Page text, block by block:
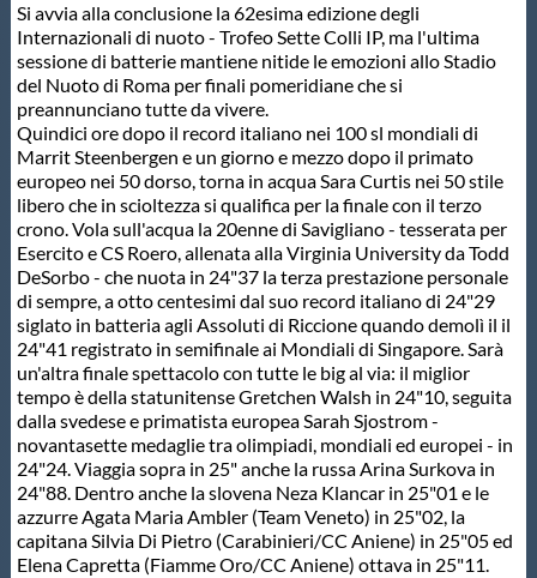
Scuole Nuoto
Propaganda
Centri Federali
Area Legislativa
Protezione Civile
Qualità
Sostenibilità
Si avvia alla conclusione la 62esima edizione degli
Internazionali di nuoto - Trofeo Sette Colli IP, ma l'ultima
sessione di batterie mantiene nitide le emozioni allo Stadio
del Nuoto di Roma per finali pomeridiane che si
preannunciano tutte da vivere.
Quindici ore dopo il record italiano nei 100 sl mondiali di
Marrit Steenbergen e un giorno e mezzo dopo il primato
europeo nei 50 dorso, torna in acqua Sara Curtis nei 50 stile
libero che in scioltezza si qualifica per la finale con il terzo
crono. Vola sull'acqua la 20enne di Savigliano - tesserata per
Esercito e CS Roero, allenata alla Virginia University da Todd
DeSorbo - che nuota in 24"37 la terza prestazione personale
di sempre, a otto centesimi dal suo record italiano di 24"29
siglato in batteria agli Assoluti di Riccione quando demolì il il
24"41 registrato in semifinale ai Mondiali di Singapore. Sarà
un'altra finale spettacolo con tutte le big al via: il miglior
tempo è della statunitense Gretchen Walsh in 24"10, seguita
dalla svedese e primatista europea Sarah Sjostrom -
novantasette medaglie tra olimpiadi, mondiali ed europei - in
24"24. Viaggia sopra in 25" anche la russa Arina Surkova in
24"88. Dentro anche la slovena Neza Klancar in 25"01 e le
azzurre Agata Maria Ambler (Team Veneto) in 25"02, la
capitana Silvia Di Pietro (Carabinieri/CC Aniene) in 25"05 ed
Elena Capretta (Fiamme Oro/CC Aniene) ottava in 25"11.